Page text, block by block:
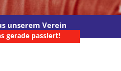
unserem Verein
gerade passiert!